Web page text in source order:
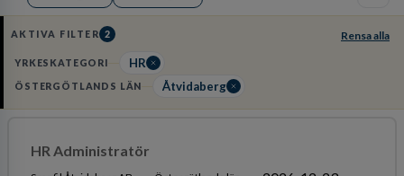
AKTIVA FILTER 2 Rensa alla
YRKESKATEGORI HR
ÖSTERGÖTLANDS LÄN Åtvidaberg
HR Administratör